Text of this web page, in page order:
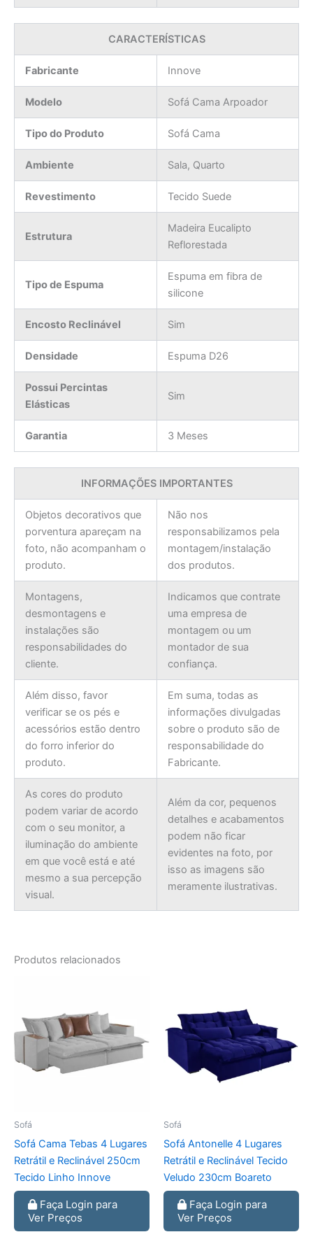
CARACTERÍSTICAS
Fabricante Innove
Modelo Sofá Cama Arpoador
Tipo do Produto Sofá Cama
Ambiente Sala, Quarto
Revestimento Tecido Suede
Estrutura
Madeira Eucalipto
Reflorestada
Tipo de Espuma
Espuma em fibra de
silicone
Encosto Reclinável Sim
Densidade Espuma D26
Possui Percintas
Elásticas
Sim
Garantia 3 Meses
INFORMAÇÕES IMPORTANTES
Objetos decorativos que
porventura apareçam na
foto, não acompanham o
produto.
Não nos
responsabilizamos pela
montagem/instalação
dos produtos.
Montagens,
desmontagens e
instalações são
responsabilidades do
cliente.
Indicamos que contrate
uma empresa de
montagem ou um
montador de sua
confiança.
Além disso, favor
verificar se os pés e
acessórios estão dentro
do forro inferior do
produto.
Em suma, todas as
informações divulgadas
sobre o produto são de
responsabilidade do
Fabricante.
As cores do produto
podem variar de acordo
com o seu monitor, a
iluminação do ambiente
em que você está e até
mesmo a sua percepção
visual.
Além da cor, pequenos
detalhes e acabamentos
podem não ficar
evidentes na foto, por
isso as imagens são
meramente ilustrativas.
Produtos relacionados
Sofá
Sofá Cama Tebas 4 Lugares
Retrátil e Reclinável 250cm
Tecido Linho Innove
Faça Login para
Ver Preços
Sofá
Sofá Antonelle 4 Lugares
Retrátil e Reclinável Tecido
Veludo 230cm Boareto
Faça Login para
Ver Preços